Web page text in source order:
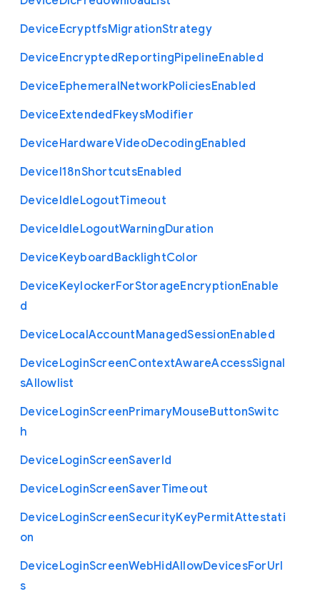
DeviceEcryptfsMigrationStrategy
DeviceEncryptedReportingPipelineEnabled
DeviceEphemeralNetworkPoliciesEnabled
DeviceExtendedFkeysModifier
DeviceHardwareVideoDecodingEnabled
DeviceI18nShortcutsEnabled
DeviceIdleLogoutTimeout
DeviceIdleLogoutWarningDuration
DeviceKeyboardBacklightColor
DeviceKeylockerForStorageEncryptionEnable
d
DeviceLocalAccountManagedSessionEnabled
DeviceLoginScreenContextAwareAccessSignal
sAllowlist
DeviceLoginScreenPrimaryMouseButtonSwitc
h
DeviceLoginScreenSaverId
DeviceLoginScreenSaverTimeout
DeviceLoginScreenSecurityKeyPermitAttestati
on
DeviceLoginScreenWebHidAllowDevicesForUrl
s